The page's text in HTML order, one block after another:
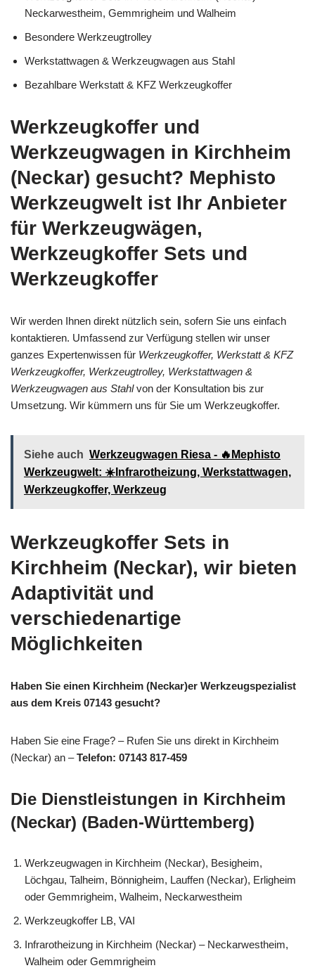
Neckarwestheim, Gemmrigheim und Walheim
Besondere Werkzeugtrolley
Werkstattwagen & Werkzeugwagen aus Stahl
Bezahlbare Werkstatt & KFZ Werkzeugkoffer
Werkzeugkoffer und
Werkzeugwagen in Kirchheim
(Neckar) gesucht? Mephisto
Werkzeugwelt ist Ihr Anbieter
für Werkzeugwägen,
Werkzeugkoffer Sets und
Werkzeugkoffer
Wir werden Ihnen direkt nützlich sein, sofern Sie uns einfach
kontaktieren. Umfassend zur Verfügung stellen wir unser
ganzes Expertenwissen für Werkzeugkoffer, Werkstatt & KFZ
Werkzeugkoffer, Werkzeugtrolley, Werkstattwagen &
Werkzeugwagen aus Stahlvon der Konsultation bis zur
Umsetzung. Wir kümmern uns für Sie um Werkzeugkoffer.
Siehe auch Werkzeugwagen Riesa - 🔥Mephisto
Werkzeugwelt: ☀️Infrarotheizung, Werkstattwagen,
Werkzeugkoffer, Werkzeug
Werkzeugkoffer Sets in
Kirchheim (Neckar), wir bieten
Adaptivität und
verschiedenartige
Möglichkeiten
Haben Sie einen Kirchheim (Neckar)er Werkzeugspezialist
aus dem Kreis 07143 gesucht?
Haben Sie eine Frage? – Rufen Sie uns direkt in Kirchheim
(Neckar) an –Telefon: 07143 817-459
Die Dienstleistungen in Kirchheim
(Neckar) (Baden-Württemberg)
Werkzeugwagen in Kirchheim (Neckar), Besigheim,
Löchgau, Talheim, Bönnigheim, Lauffen (Neckar), Erligheim
oder Gemmrigheim, Walheim, Neckarwestheim
Werkzeugkoffer LB, VAI
Infrarotheizung in Kirchheim (Neckar) – Neckarwestheim,
Walheim oder Gemmrigheim